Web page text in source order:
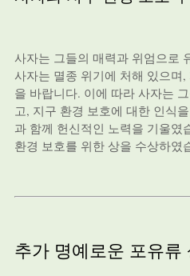
사자는 그들의 매력과 위엄으로
사자는 멸종 위기에 처해 있으며
을 바랍니다. 이에 따라 사자는
고, 지구 환경 보호에 대한 인식
과 함께 헌신적인 노력을 기울였
환경 보호를 위한 상을 수상하였
추가 명예로운 포유류